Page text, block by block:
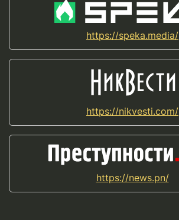
https://speka.media/
https://nikvesti.com/
https://news.pn/